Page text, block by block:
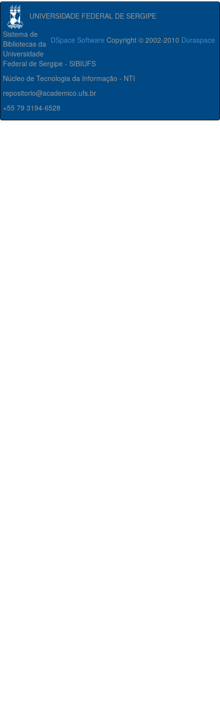
UNIVERSIDADE FEDERAL DE SERGIPE
DSpace Software Copyright © 2002-2010 Duraspace
Sistema de
Bibliotecas da
Universidade
Federal de Sergipe - SIBIUFS
Núcleo de Tecnologia da Informação - NTI
repositorio@academico.ufs.br
+55 79 3194-6528